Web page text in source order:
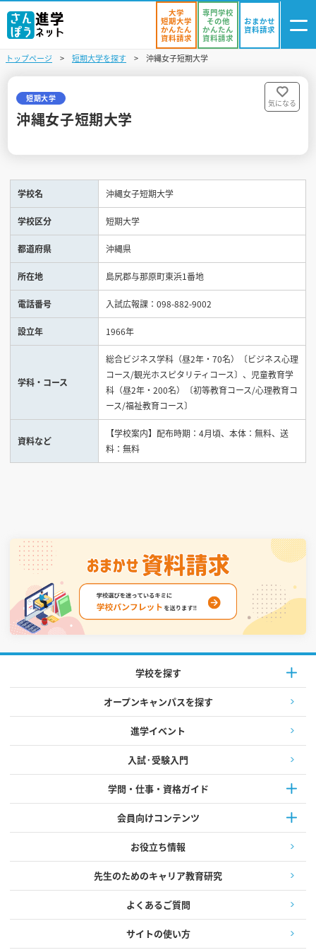
資料リスト
進学イベント
入試・受験入門
お役立ち情報
見学会WEB手引書
校内オンラインガイダンス
アンケートフォーム（学校用）
大学
短期大学
かんたん
資料請求
専門学校
その他
かんたん
資料請求
おまかせ
資料請求
トップページ 短期大学を探す 沖縄女子短期大学
短期大学
沖縄女子短期大学
気になる
学校名 沖縄女子短期大学
学校区分 短期大学
都道府県 沖縄県
所在地 島尻郡与那原町東浜1番地
電話番号 入試広報課：098-882-9002
設立年 1966年
学科・コース
総合ビジネス学科（昼2年・70名）〔ビジネス心理
コース/観光ホスピタリティコース〕、児童教育学
科（昼2年・200名）〔初等教育コース/心理教育コ
ース/福祉教育コース〕
資料など
【学校案内】配布時期：4月頃、本体：無料、送
料：無料
学校を探す
オープンキャンパスを探す
進学イベント
入試·受験入門
学問・仕事・資格ガイド
会員向けコンテンツ
お役立ち情報
先生のためのキャリア教育研究
よくあるご質問
サイトの使い方